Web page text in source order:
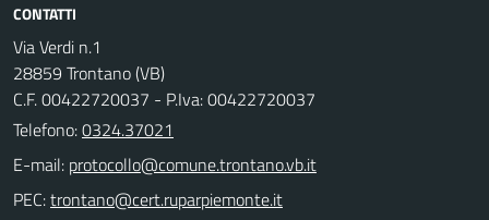
CONTATTI
Via Verdi n.1
28859 Trontano (VB)
C.F. 00422720037 - P.Iva: 00422720037
Telefono:0324.37021
E-mail:
PEC: